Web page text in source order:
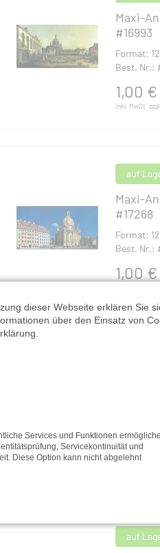
Maxi-
#16993
Format:
Best. Nr.:
1,00 €
inkl. MwSt.
auf
Maxi-
#17268
Format:
Best. Nr.:
1,00 €
Maxi-
Format:
Best. Nr.:
1,00
inkl. MwSt.
auf
dieser Webseite erklären Sie
über den Einsatz von
Services und Funktionen
Servicekontinuität und
Diese Option kann nicht abgelehnt